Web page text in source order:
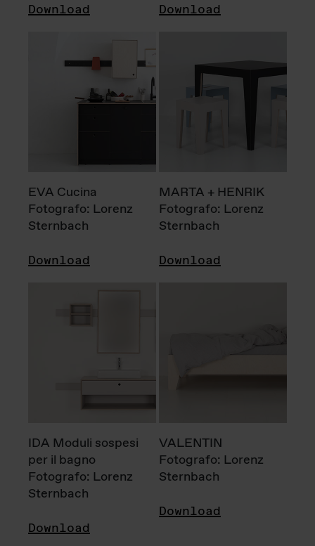
Download Download
EVA Cucina
Fotografo: Lorenz
Sternbach
Download
MARTA + HENRIK
Fotografo: Lorenz
Sternbach
Download
IDA Moduli sospesi
per il bagno
Fotografo: Lorenz
Sternbach
Download
VALENTIN
Fotografo: Lorenz
Sternbach
Download